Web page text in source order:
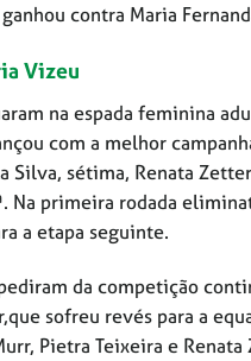
contra Maria
Vizeu
na espada feminina
com a melhor
Silva, sétima, Renata
Na primeira rodada
a etapa seguinte.
da competição
sofreu revés para a
Pietra Teixeira e